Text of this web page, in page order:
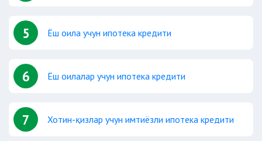
5 Ёш оила учун ипотека кредити
6 Ёш оилалар учун ипотека кредити
7 Хотин-қизлар учун имтиёзли ипотека кредити